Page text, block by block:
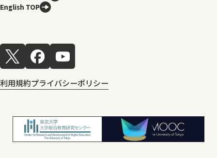
English TOP
利用規約プライバシーポリシー